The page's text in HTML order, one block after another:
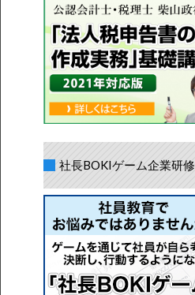
社長BOKIゲーム企業研修